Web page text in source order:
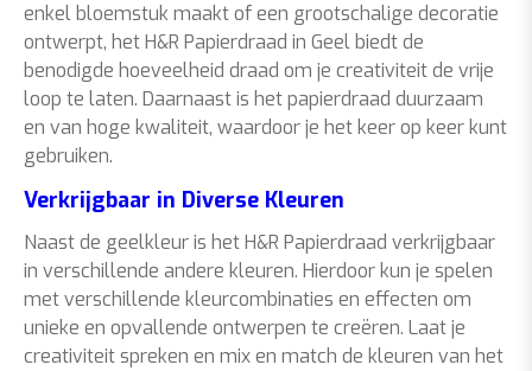
enkel bloemstuk maakt of een grootschalige decoratie
ontwerpt, het H&R Papierdraad in Geel biedt de
benodigde hoeveelheid draad om je creativiteit de vrije
loop te laten. Daarnaast is het papierdraad duurzaam
en van hoge kwaliteit, waardoor je het keer op keer kunt
gebruiken.
Verkrijgbaar in Diverse Kleuren
Naast de geelkleur is het H&R Papierdraad verkrijgbaar
in verschillende andere kleuren. Hierdoor kun je spelen
met verschillende kleurcombinaties en effecten om
unieke en opvallende ontwerpen te creëren. Laat je
creativiteit spreken en mix en match de kleuren van het